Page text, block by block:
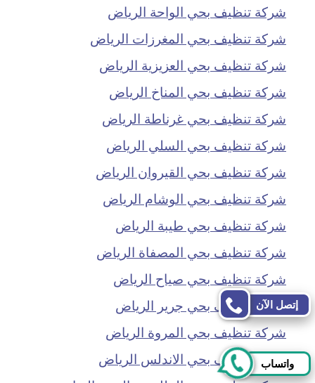
شركة تنظيف بحي الواحة الرياض
شركة تنظيف بحي المغرزات الرياض
شركة تنظيف بحي العزيزية الرياض
شركة تنظيف بحي المناخ الرياض
شركة تنظيف بحي غرناطة الرياض
شركة تنظيف بحي السلي الرياض
شركة تنظيف بحي القيروان الرياض
شركة تنظيف بحي الوشام الرياض
شركة تنظيف بحي طيبة الرياض
شركة تنظيف بحي المصفاة الرياض
شركة تنظيف بحي صياح الرياض
شركة تنظيف بحي جرير الرياض
شركة تنظيف بحي المروة الرياض
شركة تنظيف بحي الاندلس الرياض
إتصل الآن
واتساب